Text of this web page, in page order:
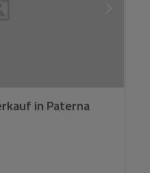
in Paterna